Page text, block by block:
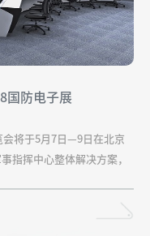
国防电子展
会将于5月7日—9日在北京
指挥中心整体解决方案，